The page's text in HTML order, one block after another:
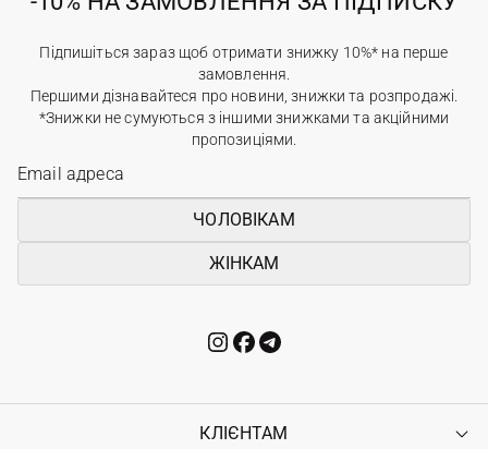
Підпишіться зараз щоб отримати знижку 10%* на перше
замовлення.
Першими дізнавайтеся про новини, знижки та розпродажі.
*Знижки не сумуються з іншими знижками та акційними
пропозиціями.
ЧОЛОВІКАМ
ЖІНКАМ
КЛІЄНТАМ